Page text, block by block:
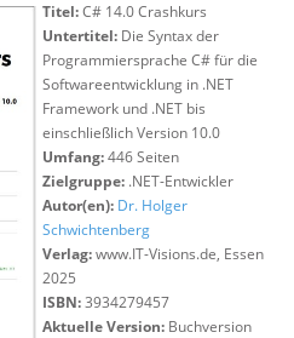
Titel:C# 14.0 Crashkurs
Untertitel: Die Syntax der
Programmiersprache C# für die
Softwareentwicklung in .NET
Framework und .NET bis
einschließlich Version 10.0
Umfang:446 Seiten
Zielgruppe: .NET-Entwickler
Autor(en): Dr. Holger
Schwichtenberg
Verlag:www.IT-Visions.de, Essen
2025
ISBN:3934279457
Aktuelle Version: Buchversion